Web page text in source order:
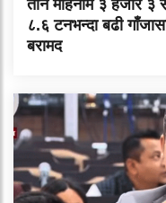
तीन महिनामै ३ हजार ३
८.६ टनभन्दा बढी
बरामद